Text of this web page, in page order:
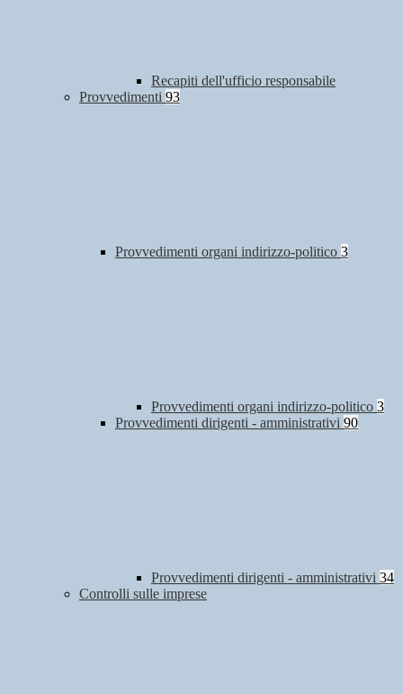
Recapiti dell'ufficio responsabile
Provvedimenti 93
Provvedimenti organi indirizzo-politico 3
Provvedimenti organi indirizzo-politico 3
Provvedimenti dirigenti - amministrativi 90
Provvedimenti dirigenti - amministrativi 34
Controlli sulle imprese